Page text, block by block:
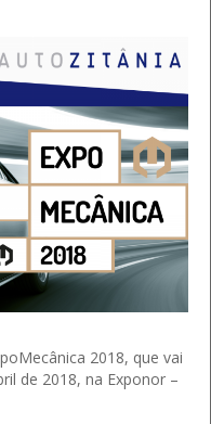
2018, que vai
de 2018, na Exponor –